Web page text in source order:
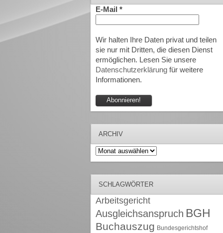
E-Mail *
Wir halten Ihre Daten privat und teilen
sie nur mit Dritten, die diesen Dienst
ermöglichen. Lesen Sie unsere
Datenschutzerklärungfür weitere
Informationen.
ARCHIV
Archiv
SCHLAGWÖRTER
Arbeitsgericht
Ausgleichsanspruch BGH
Buchauszug Bundesgerichtshof